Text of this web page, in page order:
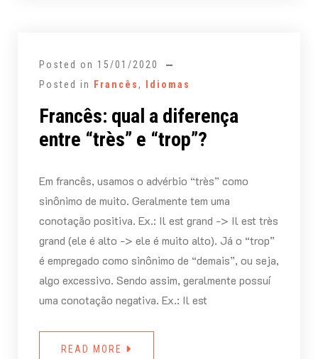
Posted on 15/01/2020
Posted in
Francês, Idiomas
Francês: qual a diferença
entre “très” e “trop”?
Em francês, usamos o advérbio “très” como
sinônimo de muito. Geralmente tem uma
conotação positiva. Ex.: Il est grand -> Il est très
grand (ele é alto -> ele é muito alto). Já o “trop”
é empregado como sinônimo de “demais”, ou seja,
algo excessivo. Sendo assim, geralmente possuí
uma conotação negativa. Ex.: Il est
READ MORE